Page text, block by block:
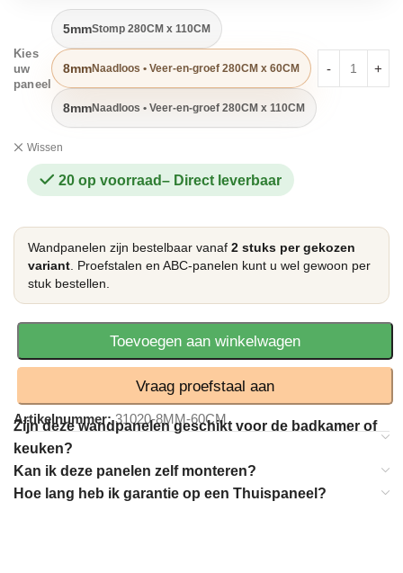
Kies
uw
paneel
5mmStomp 280CM x 110CM
8mmNaadloos • Veer-en-groef 280CM x 60CM
8mmNaadloos • Veer-en-groef 280CM x 110CM
Wissen
20 op voorraad
Wandpanelen zijn bestelbaar vanaf 2 stuks per gekozen
variant . Proefstalen en ABC-panelen kunt u wel gewoon per
stuk bestellen.
Toevoegen aan winkelwagen
Vraag proefstaal aan
Artikelnummer:31020-8MM-60CM
Zijn deze wandpanelen geschikt voor de badkamer of
keuken?
Kan ik deze panelen zelf monteren?
Hoe lang heb ik garantie op een Thuispaneel?